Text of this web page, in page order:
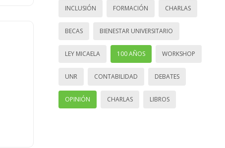
INCLUSIÓN FORMACIÓN CHARLAS
BECAS BIENESTAR UNIVERSITARIO
LEY MICAELA 100 AÑOS WORKSHOP
UNR CONTABILIDAD DEBATES
OPINIÓN CHARLAS LIBROS